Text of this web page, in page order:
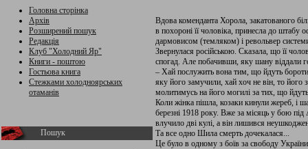
Головна сторінка
Архів
Розширений пошук
Редакція
Клуб "Холодний Яр"
Книги - поштою
Гостьова книга
Стежками холодноярських
отаманів
Пошук
Вдова коменданта Хорола, закатованого
в похороні її чоловіка, принесла до штабу
дармовисом (темляком) і револьвер
Звернулася російською. Сказала, що її
спогад. Але побачивши, яку шану віддали
– Хай послужить вона тим, що йдуть
яку його замучили, хай хоч не він, то його
молитимусь на його могилі за тих, що
Коли жінка пішла, козаки кинули жереб, і
березні 1918 року. Вже за місяць у бою
влучило дві кулі, а він лишився
Та все одно Шила смерть дочекалася...
Це було в одному з боїв за свободу